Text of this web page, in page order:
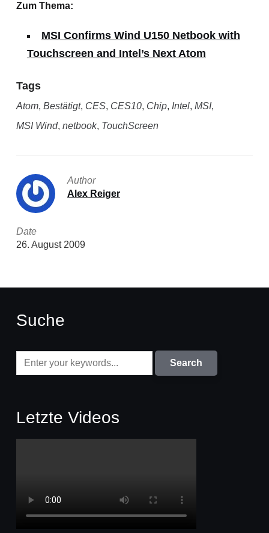
Zum Thema:
MSI Confirms Wind U150 Netbook with
Touchscreen and Intel’s Next Atom
Tags
Atom, Bestätigt, CES, CES10, Chip, Intel, MSI,
MSI Wind, netbook, TouchScreen
Author
Alex Reiger
Date
26. August 2009
Suche
Letzte Videos